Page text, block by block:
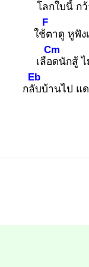
โลกใบนี้ ก
ใช้ต
F
าดู หูฟัง
เลือด
Cm
นักสู้
กลับ
Eb
บ้านไป แ